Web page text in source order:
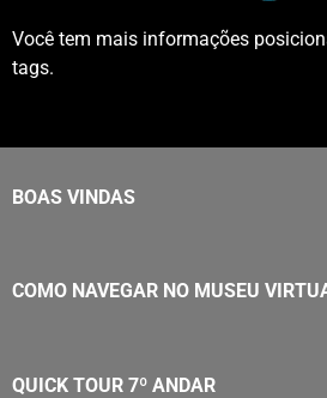
Você tem mais informações
tags.
BOAS VINDAS
COMO NAVEGAR NO MUSEU
QUICK TOUR 7º ANDAR